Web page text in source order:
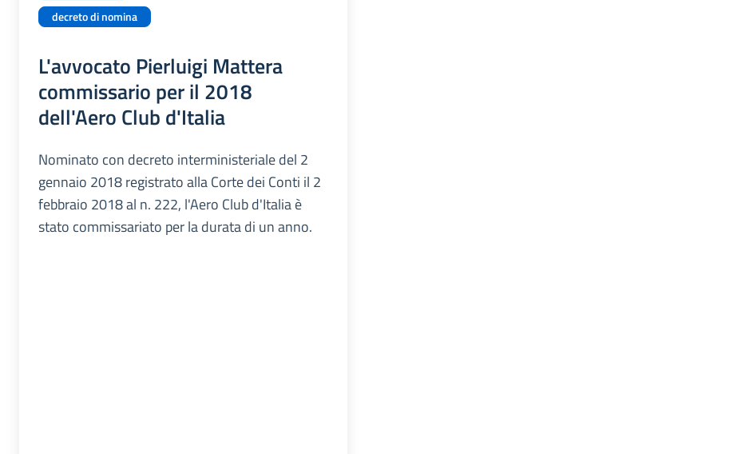
decreto di nomina
L'avvocato Pierluigi Mattera
commissario per il 2018
dell'Aero Club d'Italia
Nominato con decreto interministeriale del 2
gennaio 2018 registrato alla Corte dei Conti il 2
febbraio 2018 al n. 222, l'Aero Club d'Italia è
stato commissariato per la durata di un anno.